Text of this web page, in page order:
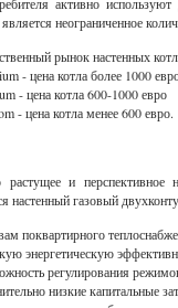
неограниченное
рынок настенных
- цена котла более 1000
- цена котла 600-1000 евро
- цена котла менее 600 евро.
и
настенный газовый
поквартирного
энергетическую
регулирования
низкие капитальные